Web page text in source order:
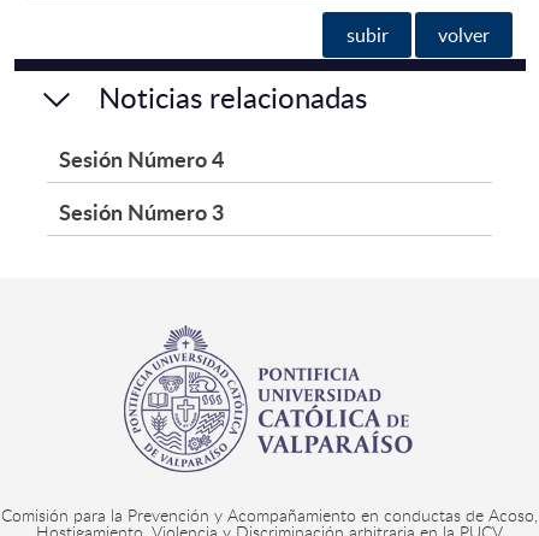
subir volver
Noticias relacionadas
Sesión Número 4
Sesión Número 3
Comisión para la Prevención y Acompañamiento en conductas de Acoso,
Hostigamiento, Violencia y Discriminación arbitraria en la PUCV